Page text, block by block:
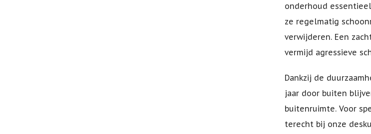
onderhoud
ze regelmatig
verwijderen. Een
vermijd agressieve
Dankzij de
jaar door buiten
buitenruimte. Voor
terecht bij onze